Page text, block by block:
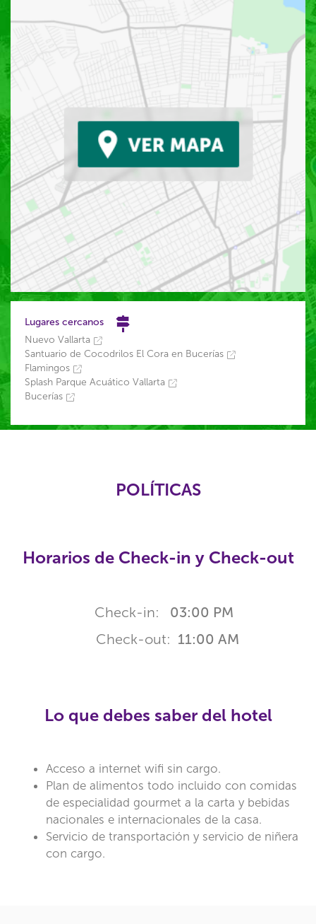
Lugares cercanos
Nuevo Vallarta
Santuario de Cocodrilos El Cora en Bucerías
Flamingos
Splash Parque Acuático Vallarta
Bucerías
POLÍTICAS
Horarios de Check-in y Check-out
Check-in: 03:00 PM
Check-out: 11:00 AM
Lo que debes saber del hotel
Acceso a internet wifi sin cargo.
Plan de alimentos todo incluido con comidas
de especialidad gourmet a la carta y bebidas
nacionales e internacionales de la casa.
Servicio de transportación y servicio de niñera
con cargo.